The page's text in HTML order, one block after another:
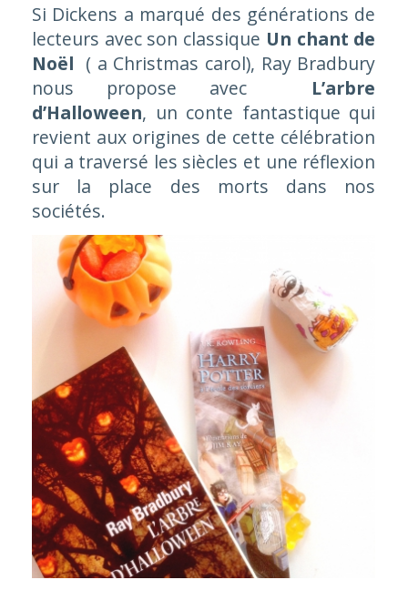
Si Dickens a marqué des générations de
lecteurs avec son classique Un chant de
Noël ( a Christmas carol), Ray Bradbury
nous propose avec L’arbre
d’Halloween, un conte fantastique qui
revient aux origines de cette célébration
qui a traversé les siècles et une réflexion
sur la place des morts dans nos
sociétés.